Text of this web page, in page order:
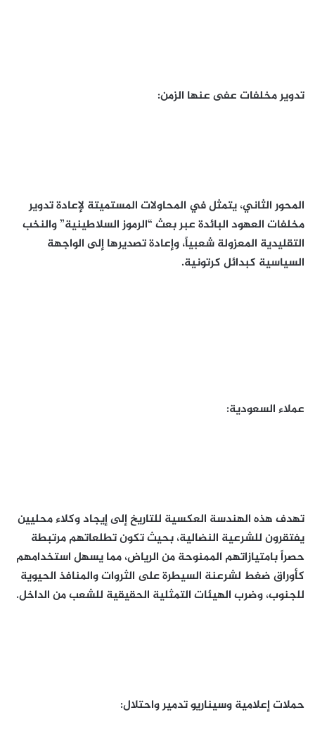
تدوير مخلفات عفى عنها الزمن:
المحور الثاني، يتمثل في المحاولات المستميتة لإعادة تدوير
مخلفات العهود البائدة عبر بعث “الرموز السلاطينية” والنخب
التقليدية المعزولة شعبياً، وإعادة تصديرها إلى الواجهة
السياسية كبدائل كرتونية.
عملاء السعودية:
تهدف هذه الهندسة العكسية للتاريخ إلى إيجاد وكلاء محليين
يفتقرون للشرعية النضالية، بحيث تكون تطلعاتهم مرتبطة
حصراً بامتيازاتهم الممنوحة من الرياض، مما يسهل استخدامهم
كأوراق ضغط لشرعنة السيطرة على الثروات والمنافذ الحيوية
للجنوب، وضرب الهيئات التمثلية الحقيقية للشعب من الداخل.
حملات إعلامية وسيناريو تدمير واحتلال: